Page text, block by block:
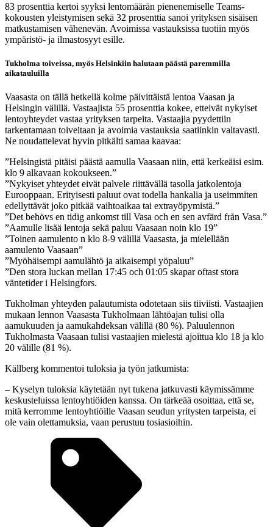
83 prosenttia kertoi syyksi lentomäärän pienenemiselle Teams-
kokousten yleistymisen sekä 32 prosenttia sanoi yrityksen sisäisen
matkustamisen vähenevän. Avoimissa vastauksissa tuotiin myös
ympäristö- ja ilmastosyyt esille.
Tukholma toiveissa, myös Helsinkiin halutaan päästä paremmilla
aikatauluilla
Vaasasta on tällä hetkellä kolme päivittäistä lentoa Vaasan ja
Helsingin välillä. Vastaajista 55 prosenttia kokee, etteivät nykyiset
lentoyhteydet vastaa yrityksen tarpeita. Vastaajia pyydettiin
tarkentamaan toiveitaan ja avoimia vastauksia saatiinkin valtavasti.
Ne noudattelevat hyvin pitkälti samaa kaavaa:
”Helsingistä pitäisi päästä aamulla Vaasaan niin, että kerkeäisi esim.
klo 9 alkavaan kokoukseen.”
”Nykyiset yhteydet eivät palvele riittävällä tasolla jatkolentoja
Eurooppaan. Erityisesti paluut ovat todella hankalia ja useimmiten
edellyttävät joko pitkää vaihtoaikaa tai extrayöpymistä.”
”Det behövs en tidig ankomst till Vasa och en sen avfärd från Vasa.”
”Aamulle lisää lentoja sekä paluu Vaasaan noin klo 19”
”Toinen aamulento n klo 8-9 välillä Vaasasta, ja mielellään
aamulento Vaasaan”
”Myöhäisempi aamulähtö ja aikaisempi yöpaluu”
”Den stora luckan mellan 17:45 och 01:05 skapar oftast stora
väntetider i Helsingfors.
Tukholman yhteyden palautumista odotetaan siis tiiviisti. Vastaajien
mukaan lennon Vaasasta Tukholmaan lähtöajan tulisi olla
aamukuuden ja aamukahdeksan välillä (80 %). Paluulennon
Tukholmasta Vaasaan tulisi vastaajien mielestä ajoittua klo 18 ja klo
20 välille (81 %).
Källberg kommentoi tuloksia ja työn jatkumista:
– Kyselyn tuloksia käytetään nyt tukena jatkuvasti käymissämme
keskusteluissa lentoyhtiöiden kanssa. On tärkeää osoittaa, että se,
mitä kerromme lentoyhtiöille Vaasan seudun yritysten tarpeista, ei
ole vain olettamuksia, vaan perustuu tosiasioihin.